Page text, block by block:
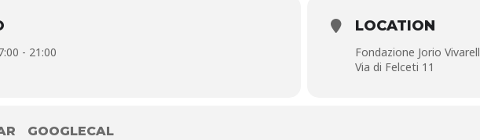
www.fondazionevivarelli.it
- 21:00
LOCATION
Fondazione Jorio
Via di Felceti 11
GOOGLECAL